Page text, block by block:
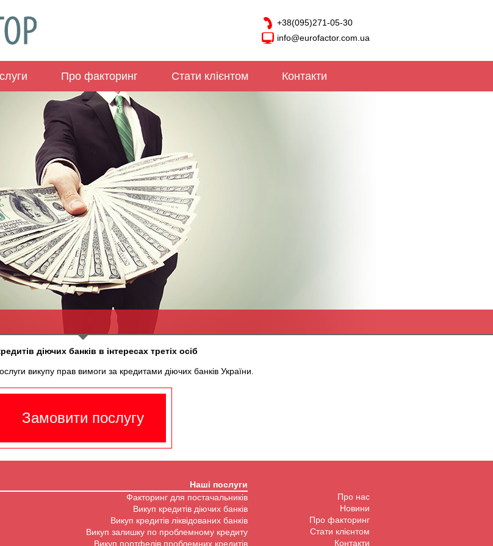
+38(095)271-05-30
info@eurofactor.com.ua
Про факторинг Стати клієнтом Контакти
банків
діючих банків в інтересах третіх осіб
викупу прав вимоги за кредитами діючих банків України.
Замовити послугу
Наші послуги
Факторинг для постачальників
Викуп кредитів діючих банків
Викуп кредитів ліквідованих банків
Викуп залишку по проблемному кредиту
Викуп портфелів проблемних кредитів
Про нас
Новини
Про факторинг
Стати клієнтом
Контакти